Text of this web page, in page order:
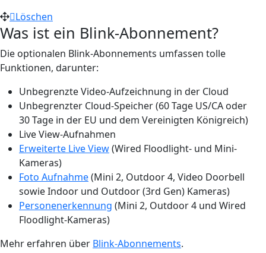
Löschen
Was ist ein Blink-Abonnement?
Die optionalen Blink-Abonnements umfassen tolle
Funktionen, darunter:
Unbegrenzte Video-Aufzeichnung in der Cloud
Unbegrenzter Cloud-Speicher (60 Tage US/CA oder
30 Tage in der EU und dem Vereinigten Königreich)
Live View-Aufnahmen
Erweiterte Live View(Wired Floodlight- und Mini-
Kameras)
Foto Aufnahme(Mini 2, Outdoor 4, Video Doorbell
sowie Indoor und Outdoor (3rd Gen) Kameras)
Personenerkennung (Mini 2, Outdoor 4 und Wired
Floodlight-Kameras)
Mehr erfahren über Blink-Abonnements.